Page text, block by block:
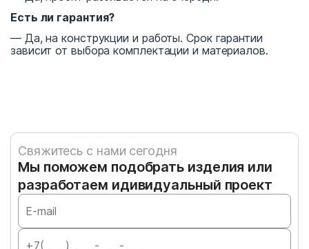
Есть ли гарантия?
— Да, на конструкции и работы. Срок гарантии
зависит от выбора комплектации и материалов.
Свяжитесь с нами сегодня
Мы поможем подобрать изделия или
разработаем идивидуальный проект